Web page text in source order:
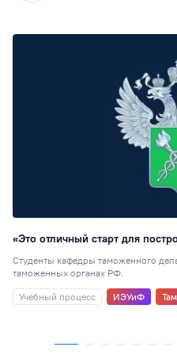
«Это отличный старт для
Студенты кафедры таможенного
таможенных органах РФ.
Учебный процесс
ИЭУиФ